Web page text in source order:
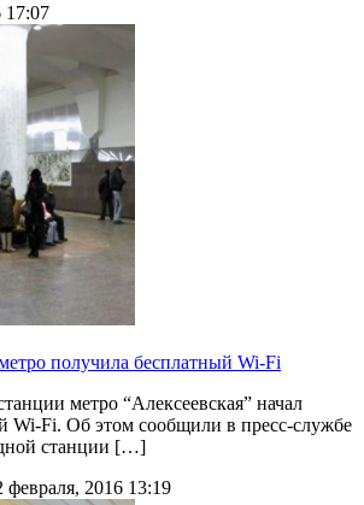
17:07
получила бесплатный Wi-Fi
метро “Алексеевская” начал
Wi-Fi. Об этом сообщили в пресс-службе
станции […]
февраля, 2016 13:19